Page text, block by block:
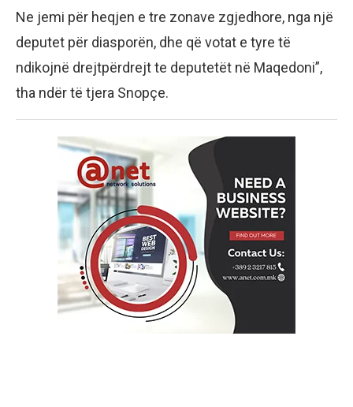
Ne jemi për heqjen e tre zonave zgjedhore, nga një
deputet për diasporën, dhe që votat e tyre të
ndikojnë drejtpërdrejt te deputetët në Maqedoni”,
tha ndër të tjera Snopçe.